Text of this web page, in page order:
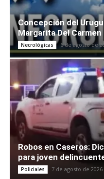
Concepción del
Margarita Del Carmen
Necrológicas 6 de agosto de
Robos en Caseros:
para joven
Policiales 7 de agosto de 2026